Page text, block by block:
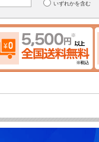
いずれかを含む